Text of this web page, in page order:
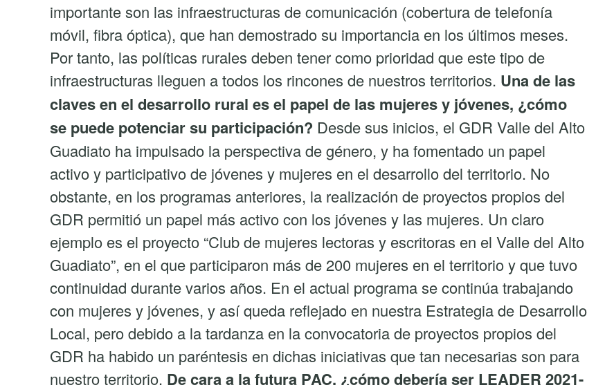
importante son las infraestructuras de comunicación (cobertura de telefonía
móvil, fibra óptica), que han demostrado su importancia en los últimos meses.
Por tanto, las políticas rurales deben tener como prioridad que este tipo de
infraestructuras lleguen a todos los rincones de nuestros territorios. Una de las
claves en el desarrollo rural es el papel de las mujeres y jóvenes, ¿cómo
se puede potenciar su participación? Desde sus inicios, el GDR Valle del Alto
Guadiato ha impulsado la perspectiva de género, y ha fomentado un papel
activo y participativo de jóvenes y mujeres en el desarrollo del territorio. No
obstante, en los programas anteriores, la realización de proyectos propios del
GDR permitió un papel más activo con los jóvenes y las mujeres. Un claro
ejemplo es el proyecto “Club de mujeres lectoras y escritoras en el Valle del Alto
Guadiato”, en el que participaron más de 200 mujeres en el territorio y que tuvo
continuidad durante varios años. En el actual programa se continúa trabajando
con mujeres y jóvenes, y así queda reflejado en nuestra Estrategia de Desarrollo
Local, pero debido a la tardanza en la convocatoria de proyectos propios del
GDR ha habido un paréntesis en dichas iniciativas que tan necesarias son para
nuestro territorio. De cara a la futura PAC, ¿cómo debería ser LEADER 2021-